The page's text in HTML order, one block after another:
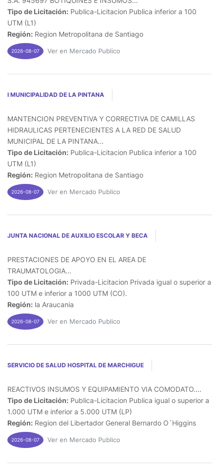
Tipo de Licitación: Publica-Licitacion Publica inferior a 100
UTM (L1)
Región: Region Metropolitana de Santiago
2026-08-07 Ver en Mercado Publico
I MUNICIPALIDAD DE LA PINTANA
MANTENCION PREVENTIVA Y CORRECTIVA DE CAMILLAS
HIDRAULICAS PERTENECIENTES A LA RED DE SALUD
MUNICIPAL DE LA PINTANA...
Tipo de Licitación: Publica-Licitacion Publica inferior a 100
UTM (L1)
Región: Region Metropolitana de Santiago
2026-08-07 Ver en Mercado Publico
JUNTA NACIONAL DE AUXILIO ESCOLAR Y BECA
PRESTACIONES DE APOYO EN EL AREA DE
TRAUMATOLOGIA...
Tipo de Licitación: Privada-Licitacion Privada igual o superior a
100 UTM e inferior a 1000 UTM (CO).
Región: la Araucania
2026-08-07 Ver en Mercado Publico
SERVICIO DE SALUD HOSPITAL DE MARCHIGUE
REACTIVOS INSUMOS Y EQUIPAMIENTO VIA COMODATO....
Tipo de Licitación: Publica-Licitacion Publica igual o superior a
1.000 UTM e inferior a 5.000 UTM (LP)
Región: Region del Libertador General Bernardo O´Higgins
2026-08-07 Ver en Mercado Publico